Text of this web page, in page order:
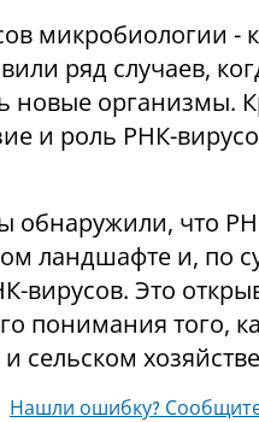
микробиологии -
ряд случаев,
новые организмы.
и роль РНК-
что
ландшафте и, по
вирусов. Это
понимания того,
сельском
Нашли ошибку?